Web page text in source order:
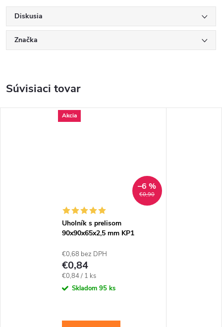
Diskusia
Značka
Súvisiaci tovar
Akcia
€0,90
–6 %
Uholník s prelisom
90x90x65x2,5 mm KP1
€0,68 bez DPH
€0,84
Jednotková
cena:
€0,84 / 1 ks
Skladom 95 ks